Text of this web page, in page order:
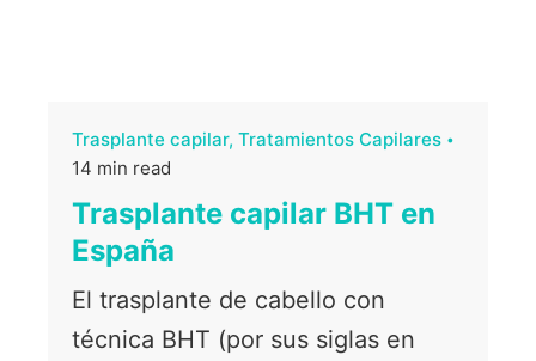
Trasplante capilar Tratamientos Capilares
14 min read
Trasplante capilar BHT en
España
El trasplante de cabello con
técnica BHT (por sus siglas en